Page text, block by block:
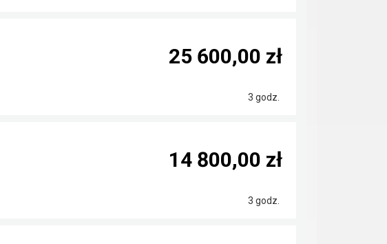
3 godz.
25 600,00 zł
3 godz.
14 800,00 zł